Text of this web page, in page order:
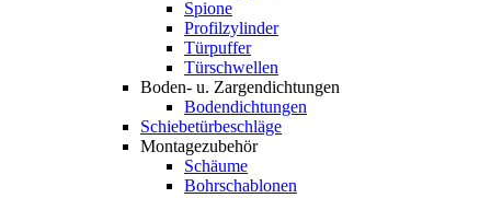
Spione
Profilzylinder
Türpuffer
Türschwellen
Boden- u. Zargendichtungen
Bodendichtungen
Schiebetürbeschläge
Montagezubehör
Schäume
Bohrschablonen